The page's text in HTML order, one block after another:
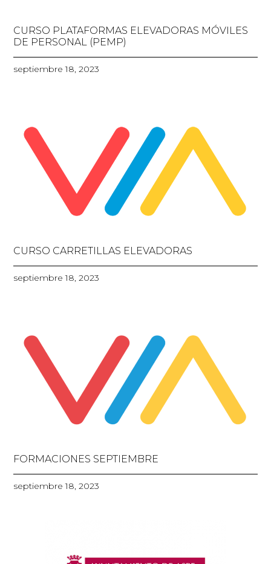
CURSO PLATAFORMAS ELEVADORAS MÓVILES
DE PERSONAL (PEMP)
septiembre 18, 2023
CURSO CARRETILLAS ELEVADORAS
septiembre 18, 2023
FORMACIONES SEPTIEMBRE
septiembre 18, 2023